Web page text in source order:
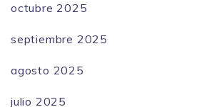
octubre 2025
septiembre 2025
agosto 2025
julio 2025